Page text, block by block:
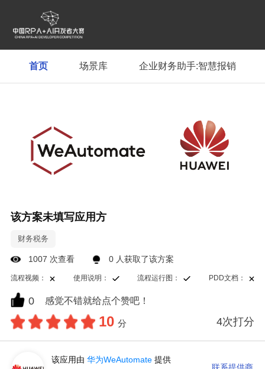
首页 场景库 企业财务助手:智慧报销
该方案未填写应用方
财务税务
1007 次查看 0 人获取了该方案
流程视频： 使用说明： 流程运行图： PDD文档：
0 感觉不错就给点个赞吧！
10 分 4次打分
该应用由 华为WeAutomate提供
联系提供商